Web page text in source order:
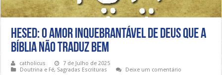
Hesed: O amor inquebrantável de Deus que a
Bíblia não traduz bem
catholicus
7 de Julho de 2025
Doutrina e Fé, Sagradas Escrituras Deixe um comentário